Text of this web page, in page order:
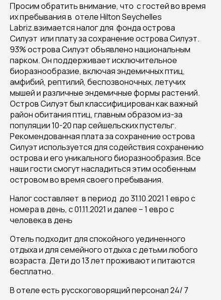
Просим обратить внимание, что с гостей во время
их пребывания в отеле Hilton Seychelles
Labriz.взимается налог для фонда острова
Силуэт или плату за сохранение острова Силуэт.
93% острова Силуэт объявлено национальным
парком. Он поддерживает исключительное
биоразнообразие, включая эндемичных птиц,
амфибий, рептилий, беспозвоночных, летучих
мышей и различные эндемичные формы растений.
Остров Силуэт был классифицирован как важный
район обитания птиц, главным образом из-за
популяции 10-20 пар сейшельских пустельг.
Рекомендованная плата за сохранение острова
Силуэт используется для содействия сохранению
острова и его уникального биоразнообразия. Все
наши гости смогут насладиться этим особенным
островом во время своего пребывания.
Налог составляет в период до 31.10.2021 1 евро с
номера в день, с 01.11.2021 и далее – 1 евро с
человека в день
Отель подходит для спокойного уединенного
отдыха и для семейного отдыха с детьми любого
возраста. Дети до 13 лет проживают и питаются
бесплатно.
В отеле есть русскоговорящий персонал 24/ 7